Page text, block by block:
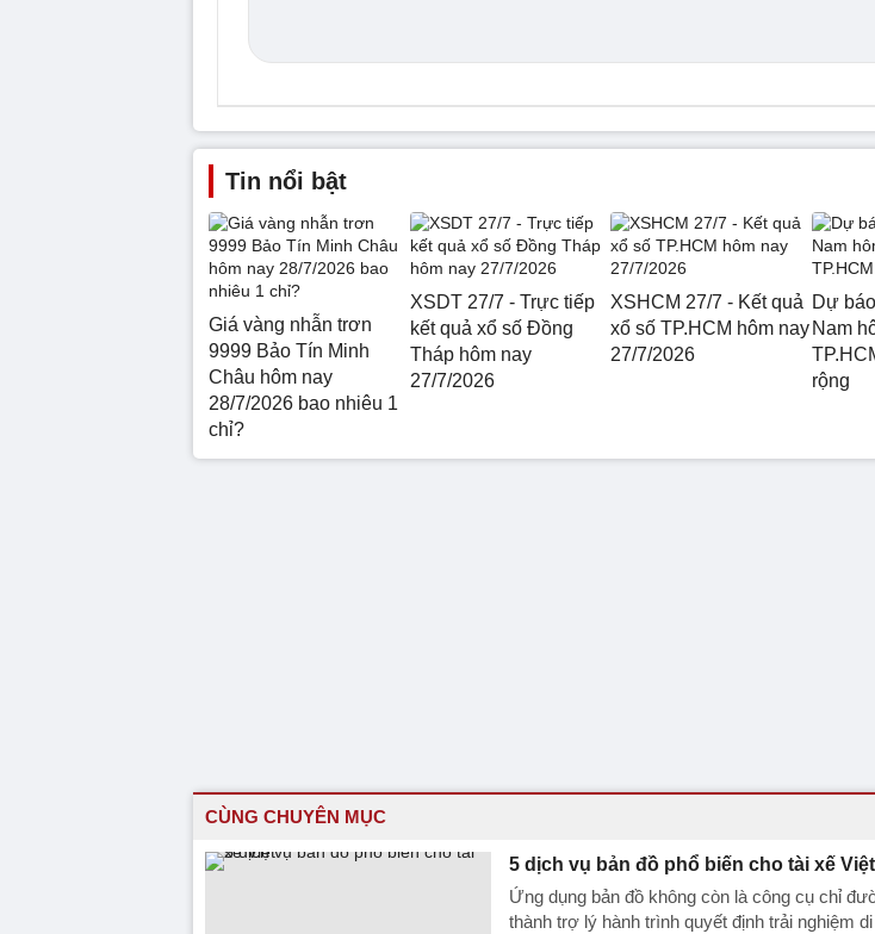
Tin nổi bật
Giá vàng nhẫn trơn
9999 Bảo Tín Minh
Châu hôm nay
28/7/2026 bao nhiêu 1
chỉ?
XSDT 27/7 - Trực tiếp
kết quả xổ số Đồng
Tháp hôm nay
27/7/2026
XSHCM 27/7 - Kết quả
xổ số TP.HCM hôm nay
27/7/2026
Dự
Nam
rộng
CÙNG CHUYÊN MỤC
5 dịch vụ bản đồ phổ biến cho tài xế Việt
Ứng dụng bản đồ không còn là công cụ chỉ
thành trợ lý hành trình quyết định trải nghiệm